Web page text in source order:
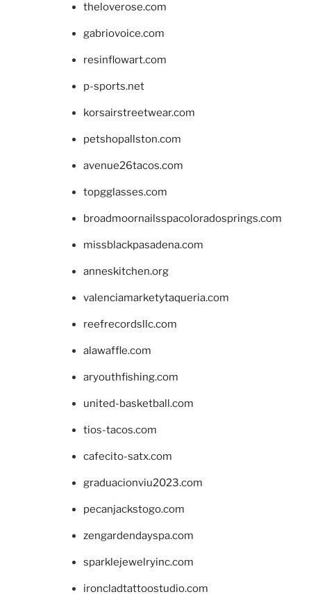
theloverose.com
gabriovoice.com
resinflowart.com
p-sports.net
korsairstreetwear.com
petshopallston.com
avenue26tacos.com
topgglasses.com
broadmoornailsspacoloradosprings.com
missblackpasadena.com
anneskitchen.org
valenciamarketytaqueria.com
reefrecordsllc.com
alawaffle.com
aryouthfishing.com
united-basketball.com
tios-tacos.com
cafecito-satx.com
graduacionviu2023.com
pecanjackstogo.com
zengardendayspa.com
sparklejewelryinc.com
ironcladtattoostudio.com